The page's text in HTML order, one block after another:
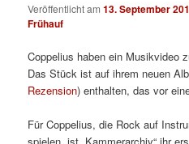
Veröffentlicht am13. September
Frühauf
Coppelius haben ein Musikvideo
Das Stück ist auf ihrem neuen
Rezension) enthalten, das vor
Für Coppelius, die Rock auf